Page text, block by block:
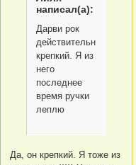
написал(а):
Дарви рок
действительно
крепкий. Я из
него
последнее
время ручки
леплю
Да, он крепкий. Я тоже из